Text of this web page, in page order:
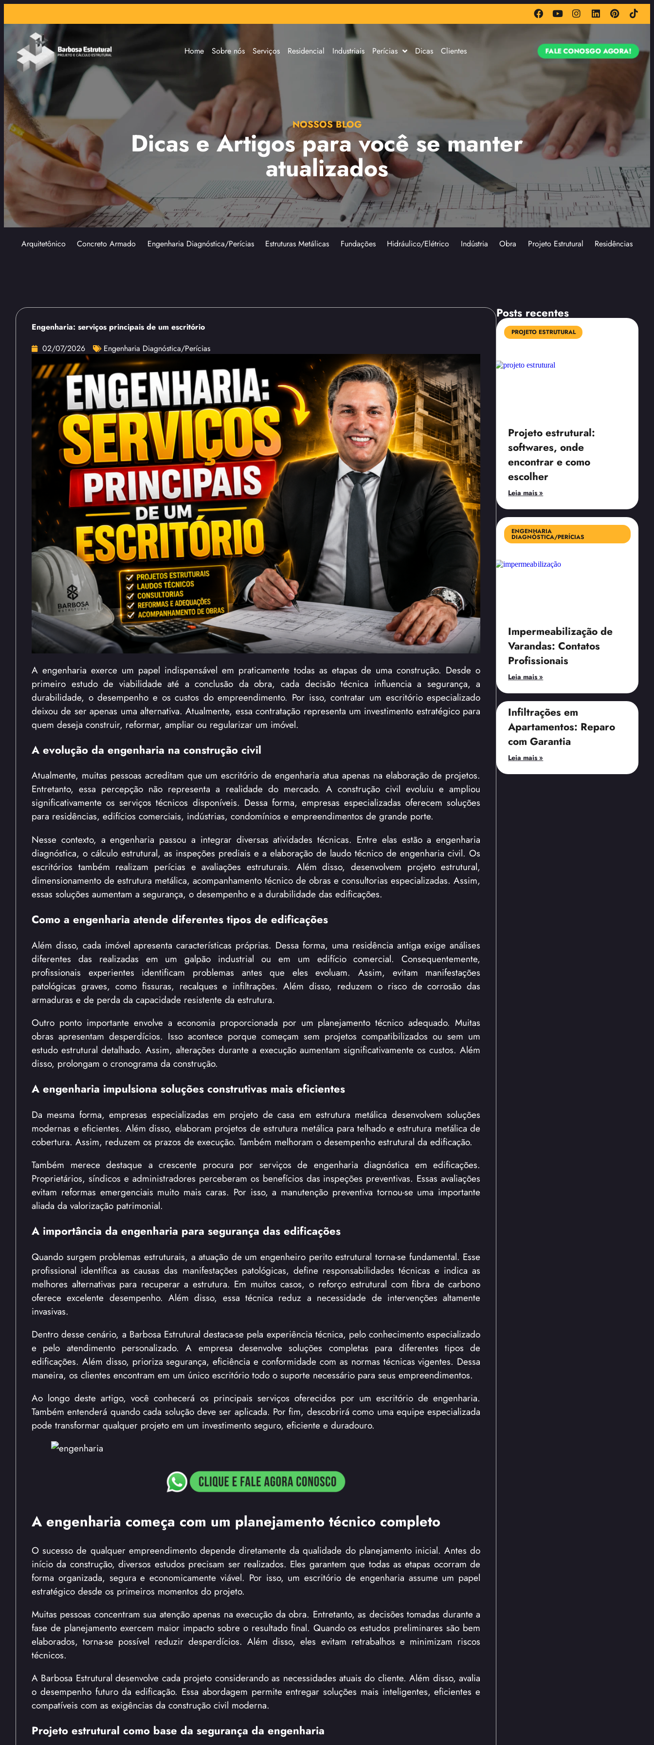
Home Sobre nós Serviços Residencial Industriais Perícias Dicas Clientes FALE CONOSGO AGORA!
NOSSOS BLOG
Dicas e Artigos para você se manter
atualizados
Arquitetônico Concreto Armado Engenharia Diagnóstica/Perícias Estruturas Metálicas Fundações Hidráulico/Elétrico Indústria Obra Projeto Estrutural Residências
Engenharia: serviços principais de um escritório
02/07/2026
Engenharia Diagnóstica/Perícias
A engenharia exerce um papel indispensável em praticamente todas as etapas de uma construção. Desde o
primeiro estudo de viabilidade até a conclusão da obra, cada decisão técnica influencia a segurança, a
durabilidade, o desempenho e os custos do empreendimento. Por isso, contratar um escritório especializado
deixou de ser apenas uma alternativa. Atualmente, essa contratação representa um investimento estratégico para
quem deseja construir, reformar, ampliar ou regularizar um imóvel.
A evolução da engenharia na construção civil
Atualmente, muitas pessoas acreditam que um escritório de engenharia atua apenas na elaboração de projetos.
Entretanto, essa percepção não representa a realidade do mercado. A construção civil evoluiu e ampliou
significativamente os serviços técnicos disponíveis. Dessa forma, empresas especializadas oferecem soluções
para residências, edifícios comerciais, indústrias, condomínios e empreendimentos de grande porte.
Nesse contexto, a engenharia passou a integrar diversas atividades técnicas. Entre elas estão a engenharia
diagnóstica, o cálculo estrutural, as inspeções prediais e a elaboração de laudo técnico de engenharia civil. Os
escritórios também realizam perícias e avaliações estruturais. Além disso, desenvolvem projeto estrutural,
dimensionamento de estrutura metálica, acompanhamento técnico de obras e consultorias especializadas. Assim,
essas soluções aumentam a segurança, o desempenho e a durabilidade das edificações.
Como a engenharia atende diferentes tipos de edificações
Além disso, cada imóvel apresenta características próprias. Dessa forma, uma residência antiga exige análises
diferentes das realizadas em um galpão industrial ou em um edifício comercial. Consequentemente,
profissionais experientes identificam problemas antes que eles evoluam. Assim, evitam manifestações
patológicas graves, como fissuras, recalques e infiltrações. Além disso, reduzem o risco de corrosão das
armaduras e de perda da capacidade resistente da estrutura.
Outro ponto importante envolve a economia proporcionada por um planejamento técnico adequado. Muitas
obras apresentam desperdícios. Isso acontece porque começam sem projetos compatibilizados ou sem um
estudo estrutural detalhado. Assim, alterações durante a execução aumentam significativamente os custos. Além
disso, prolongam o cronograma da construção.
A engenharia impulsiona soluções construtivas mais eficientes
Da mesma forma, empresas especializadas em projeto de casa em estrutura metálica desenvolvem soluções
modernas e eficientes. Além disso, elaboram projetos de estrutura metálica para telhado e estrutura metálica de
cobertura. Assim, reduzem os prazos de execução. Também melhoram o desempenho estrutural da edificação.
Também merece destaque a crescente procura por serviços de engenharia diagnóstica em edificações.
Proprietários, síndicos e administradores perceberam os benefícios das inspeções preventivas. Essas avaliações
evitam reformas emergenciais muito mais caras. Por isso, a manutenção preventiva tornou-se uma importante
aliada da valorização patrimonial.
A importância da engenharia para segurança das edificações
Quando surgem problemas estruturais, a atuação de um engenheiro perito estrutural torna-se fundamental. Esse
profissional identifica as causas das manifestações patológicas, define responsabilidades técnicas e indica as
melhores alternativas para recuperar a estrutura. Em muitos casos, o reforço estrutural com fibra de carbono
oferece excelente desempenho. Além disso, essa técnica reduz a necessidade de intervenções altamente
invasivas.
Dentro desse cenário, a Barbosa Estrutural destaca-se pela experiência técnica, pelo conhecimento especializado
e pelo atendimento personalizado. A empresa desenvolve soluções completas para diferentes tipos de
edificações. Além disso, prioriza segurança, eficiência e conformidade com as normas técnicas vigentes. Dessa
maneira, os clientes encontram em um único escritório todo o suporte necessário para seus empreendimentos.
Ao longo deste artigo, você conhecerá os principais serviços oferecidos por um escritório de engenharia.
Também entenderá quando cada solução deve ser aplicada. Por fim, descobrirá como uma equipe especializada
pode transformar qualquer projeto em um investimento seguro, eficiente e duradouro.
A engenharia começa com um planejamento técnico completo
O sucesso de qualquer empreendimento depende diretamente da qualidade do planejamento inicial. Antes do
início da construção, diversos estudos precisam ser realizados. Eles garantem que todas as etapas ocorram de
forma organizada, segura e economicamente viável. Por isso, um escritório de engenharia assume um papel
estratégico desde os primeiros momentos do projeto.
Muitas pessoas concentram sua atenção apenas na execução da obra. Entretanto, as decisões tomadas durante a
fase de planejamento exercem maior impacto sobre o resultado final. Quando os estudos preliminares são bem
elaborados, torna-se possível reduzir desperdícios. Além disso, eles evitam retrabalhos e minimizam riscos
técnicos.
A Barbosa Estrutural desenvolve cada projeto considerando as necessidades atuais do cliente. Além disso, avalia
o desempenho futuro da edificação. Essa abordagem permite entregar soluções mais inteligentes, eficientes e
compatíveis com as exigências da construção civil moderna.
Projeto estrutural como base da segurança da engenharia
Posts recentes
PROJETO ESTRUTURAL
Projeto estrutural:
softwares, onde
encontrar e como
escolher
Leia mais »
ENGENHARIA
DIAGNÓSTICA/PERÍCIAS
Impermeabilização de
Varandas: Contatos
Profissionais
Leia mais »
Infiltrações em
Apartamentos: Reparo
com Garantia
Leia mais »